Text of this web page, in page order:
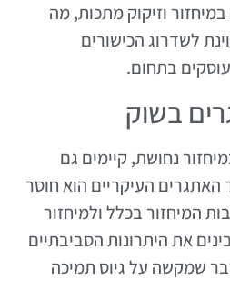
וזיקוק מתכות, מה
לשדרוג הכישורים
בתחום.
בשוק
נחושת, קיימים גם
העיקריים הוא חוסר
המיחזור בכלל ולמיחזור
את היתרונות הסביבתיים
שמקשה על גיוס תמיכה